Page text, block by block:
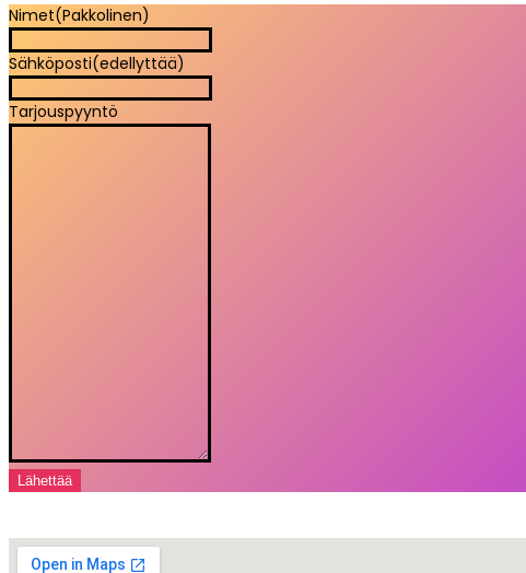
Nimet(Pakkolinen)
Sähköposti(edellyttää)
Tarjouspyyntö
Lähettää